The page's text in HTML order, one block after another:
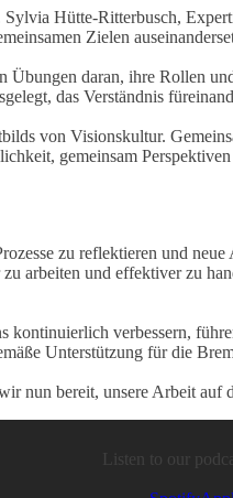
Hütte-Ritterbusch,
Zielen
Übungen daran, ihre Rollen
das Verständnis
von Visionskultur.
gemeinsam
zu reflektieren und
arbeiten und effektiver zu
kontinuierlich verbessern,
Unterstützung für die
nun bereit, unsere Arbeit
Listen to our